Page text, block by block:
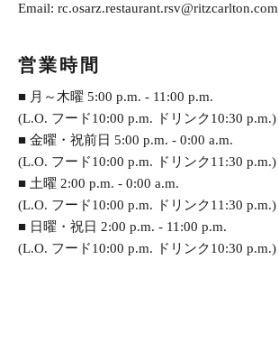
Email: rc.osarz.restaurant.rsv@ritzcarlton.com
営業時間
■ 月～木曜 5:00 p.m. - 11:00 p.m.
(L.O. フード10:00 p.m. ドリンク10:30 p.m.)
■ 金曜・祝前日 5:00 p.m. - 0:00 a.m.
(L.O. フード10:00 p.m. ドリンク11:30 p.m.)
■ 土曜 2:00 p.m. - 0:00 a.m.
(L.O. フード10:00 p.m. ドリンク11:30 p.m.)
■ 日曜・祝日 2:00 p.m. - 11:00 p.m.
(L.O. フード10:00 p.m. ドリンク10:30 p.m.)